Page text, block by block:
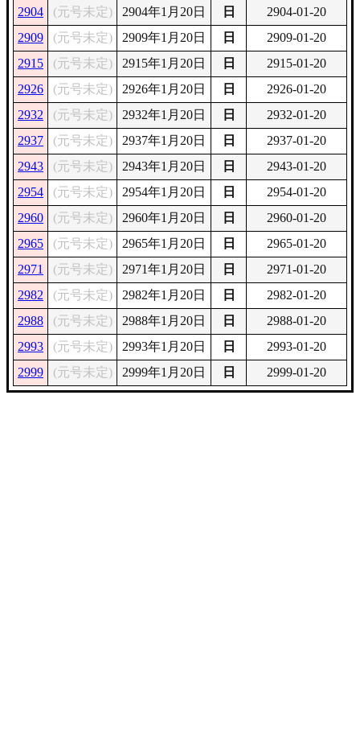
2904 (元号未定) 2904年1月20日 日
2904-01-20
2909
(元号未定) 2909年1月20日 日
2909-01-20
2915
(元号未定) 2915年1月20日 日
2915-01-20
2926
(元号未定) 2926年1月20日 日
2926-01-20
2932
(元号未定) 2932年1月20日 日
2932-01-20
2937
(元号未定) 2937年1月20日 日
2937-01-20
2943
(元号未定) 2943年1月20日 日
2943-01-20
2954
(元号未定) 2954年1月20日 日
2954-01-20
2960
(元号未定) 2960年1月20日 日
2960-01-20
2965
(元号未定) 2965年1月20日 日
2965-01-20
2971
(元号未定) 2971年1月20日 日
2971-01-20
2982
(元号未定) 2982年1月20日 日
2982-01-20
2988
(元号未定) 2988年1月20日 日
2988-01-20
2993
(元号未定) 2993年1月20日 日
2993-01-20
2999
(元号未定) 2999年1月20日 日 2999-01-20